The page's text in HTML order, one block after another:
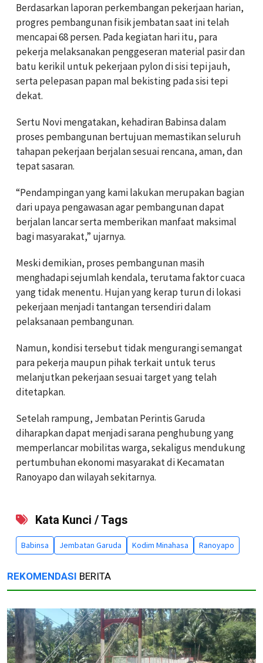
Berdasarkan laporan perkembangan pekerjaan harian,
progres pembangunan fisik jembatan saat ini telah
mencapai 68 persen. Pada kegiatan hari itu, para
pekerja melaksanakan penggeseran material pasir dan
batu kerikil untuk pekerjaan pylon di sisi tepi jauh,
serta pelepasan papan mal bekisting pada sisi tepi
dekat.
Sertu Novi mengatakan, kehadiran Babinsa dalam
proses pembangunan bertujuan memastikan seluruh
tahapan pekerjaan berjalan sesuai rencana, aman, dan
tepat sasaran.
“Pendampingan yang kami lakukan merupakan bagian
dari upaya pengawasan agar pembangunan dapat
berjalan lancar serta memberikan manfaat maksimal
bagi masyarakat,” ujarnya.
Meski demikian, proses pembangunan masih
menghadapi sejumlah kendala, terutama faktor cuaca
yang tidak menentu. Hujan yang kerap turun di lokasi
pekerjaan menjadi tantangan tersendiri dalam
pelaksanaan pembangunan.
Namun, kondisi tersebut tidak mengurangi semangat
para pekerja maupun pihak terkait untuk terus
melanjutkan pekerjaan sesuai target yang telah
ditetapkan.
Setelah rampung, Jembatan Perintis Garuda
diharapkan dapat menjadi sarana penghubung yang
memperlancar mobilitas warga, sekaligus mendukung
pertumbuhan ekonomi masyarakat di Kecamatan
Ranoyapo dan wilayah sekitarnya.
Kata Kunci / Tags
Babinsa Jembatan Garuda Kodim Minahasa Ranoyapo
REKOMENDASI BERITA